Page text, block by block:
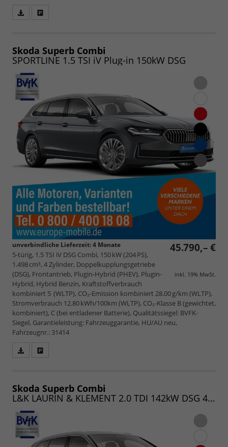
speichern/drucken
Skoda Superb Combi
SPORTLINE 1.5 TSI iV Plug-in 150kW DSG
45.790,– €
inkl. 19% MwSt.
unverbindliche Lieferzeit:4 Monate
5-türig, 1.5 TSI iV DSG Combi, 150 kW (204 PS),
1.498 cm³, 4 Zylinder, Doppelkupplungsgetriebe
(DSG), Frontantrieb, Plugin-Hybrid (PHEV), Plugin-
Hybrid, Hybrid Benzin, Kraftstoffverbrauch
kombiniert 5 (WLTP), CO₂-Emission kombiniert 28.00 g/km (WLTP),
Stromverbrauch 12.80 kWh/100km (WLTP), CO₂-Klasse B (gewichtet,
kombiniert), C (bei entladener Batterie), Qualitätssiegel: BVFK-
Siegel, Garantieleistung: Fahrzeuggarantie, HU/AU neu,
Fahrzeugnr.: 31414
speichern/drucken
Skoda Superb Combi
L&K LAURIN & KLEMENT 2.0 TDI 142kW DSG 4x4